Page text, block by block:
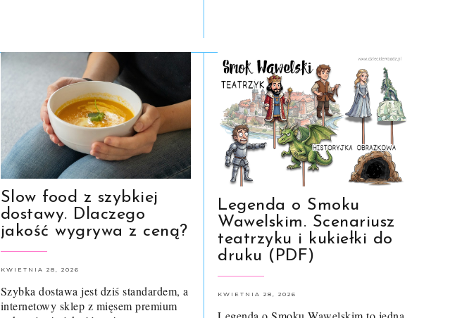
Slow food z szybkiej
dostawy. Dlaczego
jakość wygrywa z ceną?
KWIETNIA 28, 2026
Szybka dostawa jest dziś standardem, a
internetowy sklep z mięsem premium
Legenda o Smoku
Wawelskim. Scenariusz
teatrzyku i kukiełki do
druku (PDF)
KWIETNIA 28, 2026